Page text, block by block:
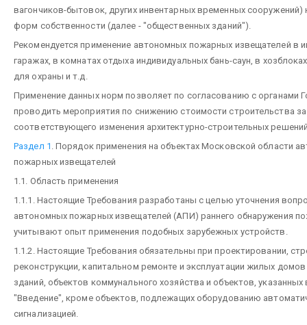
вагончиков-бытовок, других инвентарных временных сооружений)
форм собственности (далее - "общественных зданий").
Рекомендуется применение автономных пожарных извещателей в
гаражах, в комнатах отдыха индивидуальных бань-саун, в
для охраны и т.д.
Применение данных норм позволяет по согласованию с органами
проводить мероприятия по снижению стоимости строительства за
соответствующего изменения архитектурно-строительных
Раздел 1 . Порядок применения на объектах Московской области
пожарных извещателей
1.1. Область применения
1.1.1. Настоящие Требования разработаны с целью уточнения
автономных пожарных извещателей (АПИ) раннего обнаружения
учитывают опыт применения подобных зарубежных устройств.
1.1.2. Настоящие Требования обязательны при проектировании,
реконструкции, капитальном ремонте и эксплуатации жилых
зданий, объектов коммунального хозяйства и объектов, указанных
"Введение", кроме объектов, подлежащих оборудованию
сигнализацией.